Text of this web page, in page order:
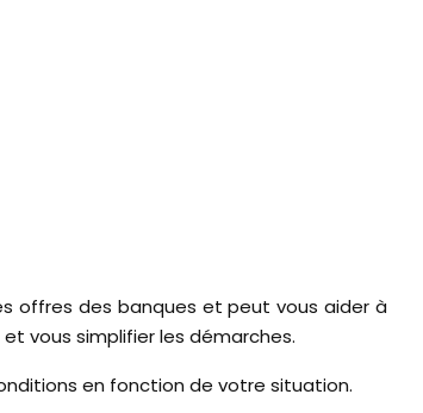
offres des banques et peut vous aider à
vous simplifier les démarches.
en fonction de votre situation.